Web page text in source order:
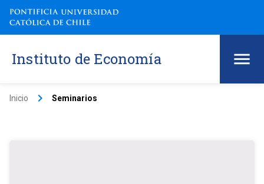
Instituto de Economía
Inicio keyboard_arrow_right Seminarios